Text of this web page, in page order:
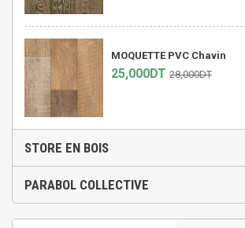
MOQUETTE PVC Chavin
25,000DT 28,000DT
STORE EN BOIS
PARABOL COLLECTIVE